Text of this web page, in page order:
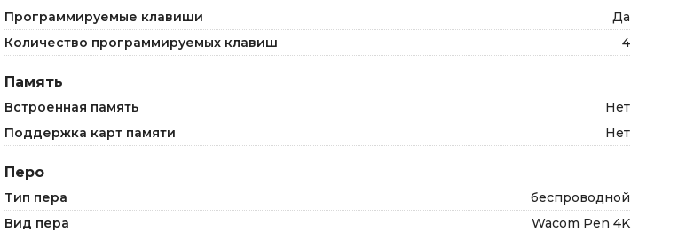
Программируемые клавиши
Да
Количество программируемых клавиш
4
Память
Встроенная память
Нет
Поддержка карт памяти
Нет
Перо
Тип пера
беспроводной
Вид пера
Wacom Pen 4K